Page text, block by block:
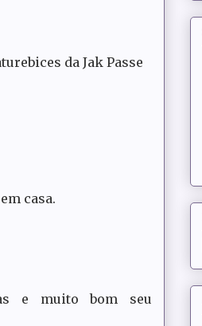
da Jak Passe
casa.
e muito bom seu